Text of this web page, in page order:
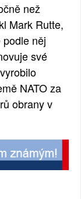
než
Mark Rutte,
něj
své
NATO za
obrany v